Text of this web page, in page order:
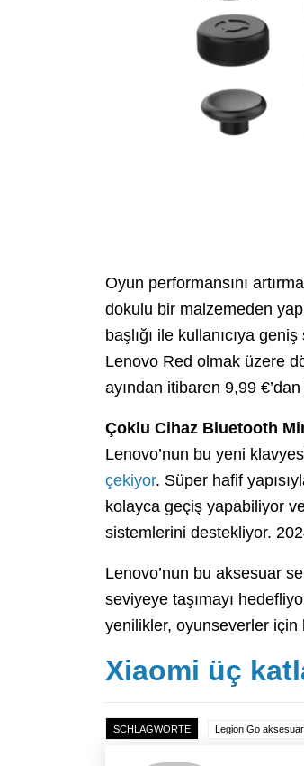
Oyun performansını
dokulu bir malzemeden
başlığı ile kullanıcıya
Lenovo Red olmak üzere
ayından itibaren 9,99
Çoklu Cihaz Bluetooth
Lenovo’nun bu yeni
çekiyor. Süper hafif
kolayca geçiş yapabiliyor
sistemlerini destekliyor.
Lenovo’nun bu aksesuar
seviyeye taşımayı
yenilikler, oyunseverler
Xiaomi üç
SCHLAGWORTE Legion Go